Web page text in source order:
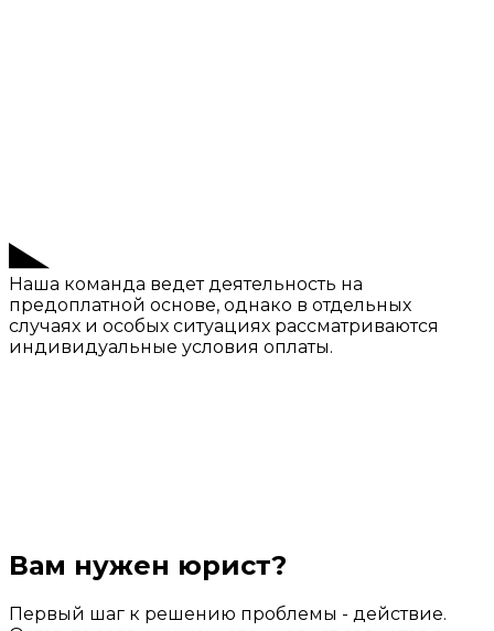
Наша команда ведет деятельность на
предоплатной основе, однако в отдельных
случаях и особых ситуациях рассматриваются
индивидуальные условия оплаты.
Вам нужен юрист?
Первый шаг к решению проблемы - действие.